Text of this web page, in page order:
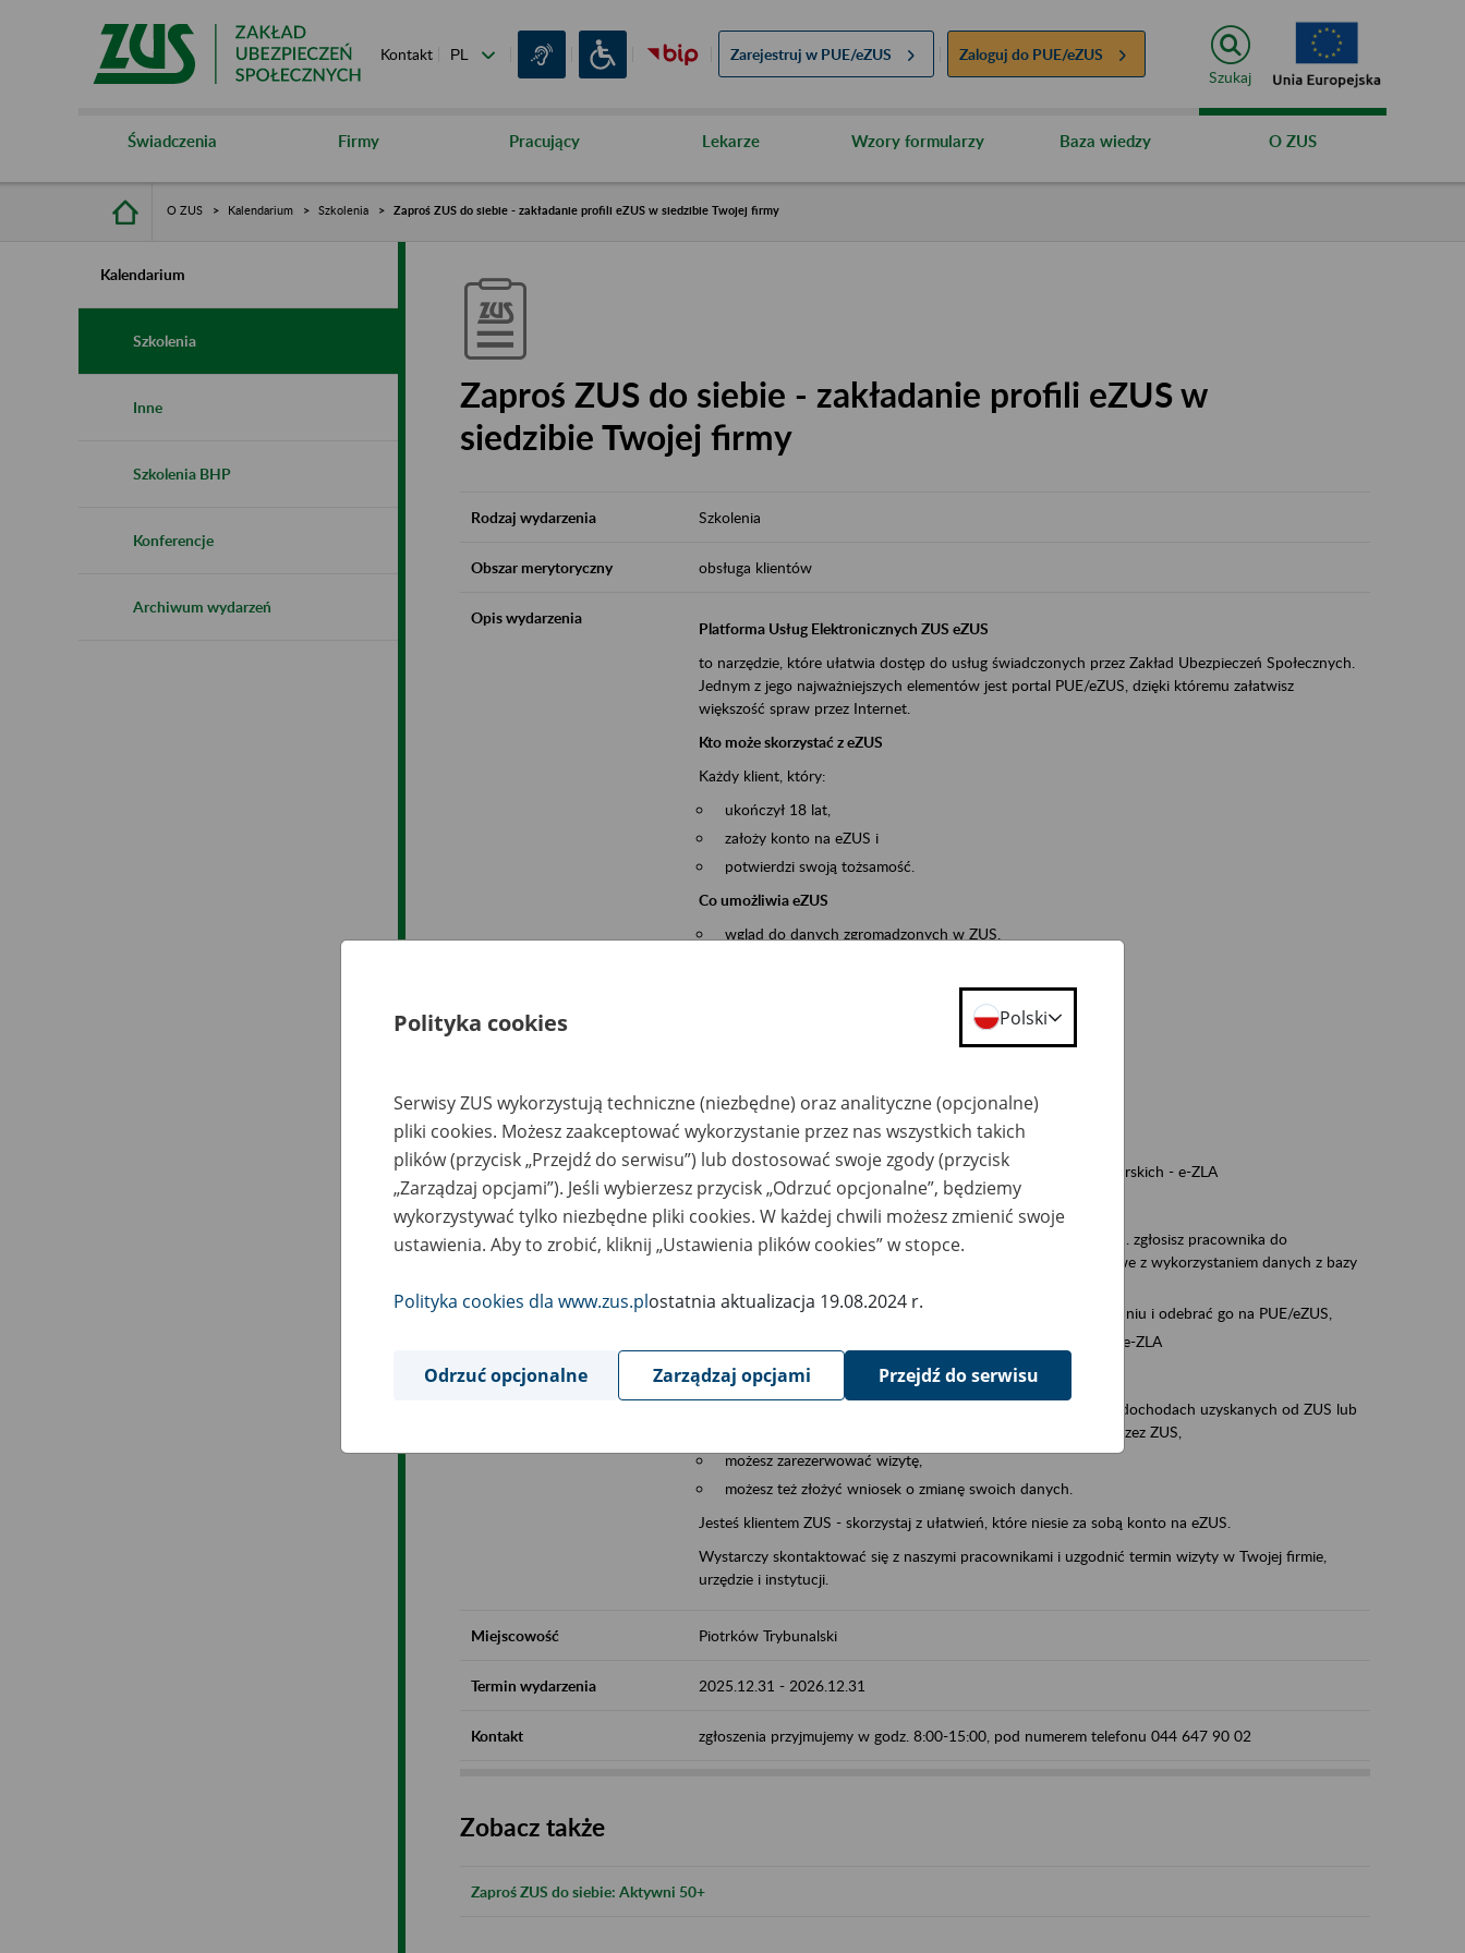
Kontakt Zarejestruj w PUE/eZUS Zaloguj do PUE/eZUS
Szukaj
Świadczenia Firmy Pracujący Lekarze Wzory formularzy Baza wiedzy O ZUS
O ZUS Kalendarium Szkolenia Zaproś ZUS do siebie - zakładanie profili eZUS w siedzibie Twojej firmy
Kalendarium
Szkolenia
Inne
Szkolenia BHP
Konferencje
Archiwum wydarzeń
Zaproś ZUS do siebie - zakładanie profili eZUS w
siedzibie Twojej firmy
Rodzaj wydarzenia Szkolenia
Obszar merytoryczny obsługa klientów
Opis wydarzenia
Platforma Usług Elektronicznych ZUS eZUS
to narzędzie, które ułatwia dostęp do usług świadczonych przez Zakład Ubezpieczeń Społecznych.
Jednym z jego najważniejszych elementów jest portal PUE/eZUS, dzięki któremu załatwisz
większość spraw przez Internet.
Kto może skorzystać z eZUS
Każdy klient, który:
ukończył 18 lat,
założy konto na eZUS i
potwierdzi swoją tożsamość.
Co umożliwia eZUS
wgląd do danych zgromadzonych w ZUS,
składanie wniosków i otrzymywanie na nie odpowiedzi,
zadawanie pytań i otrzymywanie odpowiedzi z ZUS,
umawianie się na wizyty w jednostce ZUS.
możesz sprawdzić swoje dane zapisane na koncie w ZUS,
masz dostęp do informacji o stanie konta ubezpieczonego,
masz dostę do informacji o wystawionych zwolnieniach lekarskich - e-ZLA
Jeśli jesteś płatnikiem składek (np. przedsiębiorcą)
możesz skorzystać z aplikacji ePłatnik, za pomocą której m.in. zgłosisz pracownika do
ubezpieczeń, wypełnisz i przekażesz dokumenty rozliczeniowe z wykorzystaniem danych z bazy
możesz złożyć wniosek o wydanie zaświadczenia o niezaleganiu i odebrać go na PUE/eZUS,
masz dostęp do zwolnień lekarskich swoich pracowników - e-ZLA
Jeśli jesteś świadczeniobiorcą
masz dostęp m.in. do formularza PIT 11A, czyli informacji o dochodach uzyskanych od ZUS lub
do formularza PIT 40A, czyli rocznego obliczenia podatku przez ZUS,
możesz zarezerwować wizytę,
możesz też złożyć wniosek o zmianę swoich danych.
Jesteś klientem ZUS - skorzystaj z ułatwień, które niesie za sobą konto na eZUS.
Wystarczy skontaktować się z naszymi pracownikami i uzgodnić termin wizyty w Twojej firmie,
urzędzie i instytucji.
Miejscowość Piotrków Trybunalski
Termin wydarzenia 2025.12.31 - 2026.12.31
Kontakt zgłoszenia przyjmujemy w godz. 8:00-15:00, pod numerem telefonu 044 647 90 02
Zobacz także
Zaproś ZUS do siebie: Aktywni 50+
Polityka cookies Polski
Serwisy ZUS wykorzystują techniczne (niezbędne) oraz analityczne (opcjonalne)
pliki cookies. Możesz zaakceptować wykorzystanie przez nas wszystkich takich
plików (przycisk „Przejdź do serwisu”) lub dostosować swoje zgody (przycisk
„Zarządzaj opcjami”). Jeśli wybierzesz przycisk „Odrzuć opcjonalne”, będziemy
wykorzystywać tylko niezbędne pliki cookies. W każdej chwili możesz zmienić swoje
ustawienia. Aby to zrobić, kliknij „Ustawienia plików cookies” w stopce.
Polityka cookies dla www.zus.plostatnia aktualizacja 19.08.2024 r.
Odrzuć opcjonalne Zarządzaj opcjami Przejdź do serwisu